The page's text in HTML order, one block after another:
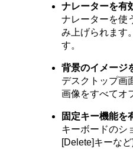
ナレーターを有
ナレーターを使
み上げられます
す。
背景のイメージ
デスクトップ画
画像をすべてオ
固定キー機能を
キーボードのシ
[Delete]キーな